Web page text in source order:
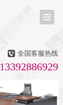
全国客服热线
13392886929